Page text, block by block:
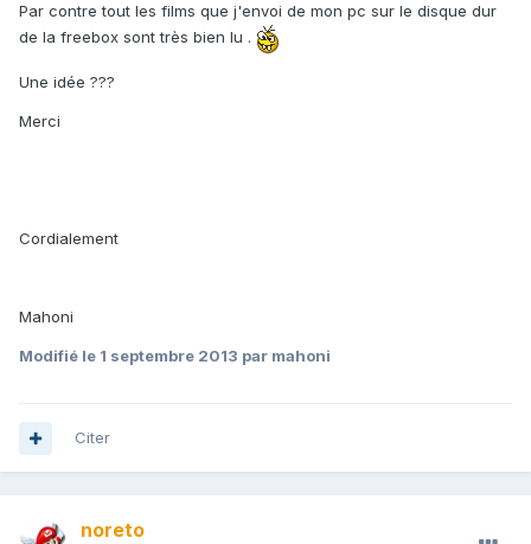
Par contre tout les films que j'envoi de mon pc sur le disque dur
de la freebox sont très bien lu .
Une idée ???
Merci
Cordialement
Mahoni
Modifié le 1 septembre 2013 par mahoni
Citer
noreto